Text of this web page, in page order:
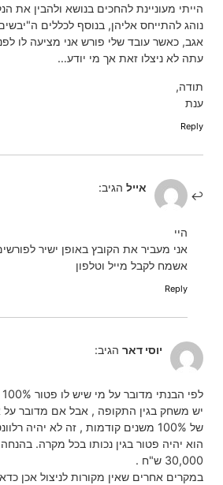
הייתי מעוניינת להחכים בנושא ולהבין את
נוהג להתייחס אליהן, בנוסף לכללים
אגב, כאשר עובד שלי פורש אני מציעה לו
עתה לא ניצלו זאת אך מי יודע…
תודה,
ענת
Reply
אייל הגיב:
היי
אני מעביר את הקובץ באופן ישיר
אשמח לקבל מייל וטלפון
Reply
יוסי דאר הגיב:
יש משחק בגין התקופה , אבל אם מדובר על
של 100% משנים קודמות , זה לא יהיה
הוא יהיה פטור בגין נכותו בכל מקרה.
30,000 ש"ח .
במקרים אחרים שאין מקורות לניצול אכן